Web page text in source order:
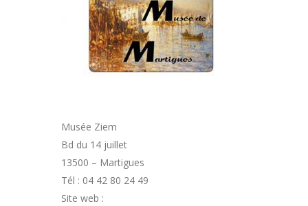
Musée Ziem
Bd du 14 juillet
13500 – Martigues
Tél : 04 42 80 24 49
Site web :